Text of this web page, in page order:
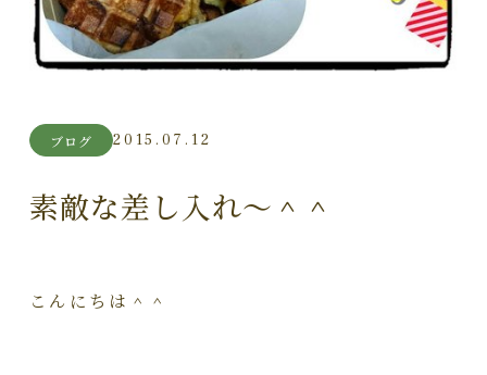
ブログ 2015.07.12
素敵な差し入れ～＾＾
こんにちは＾＾